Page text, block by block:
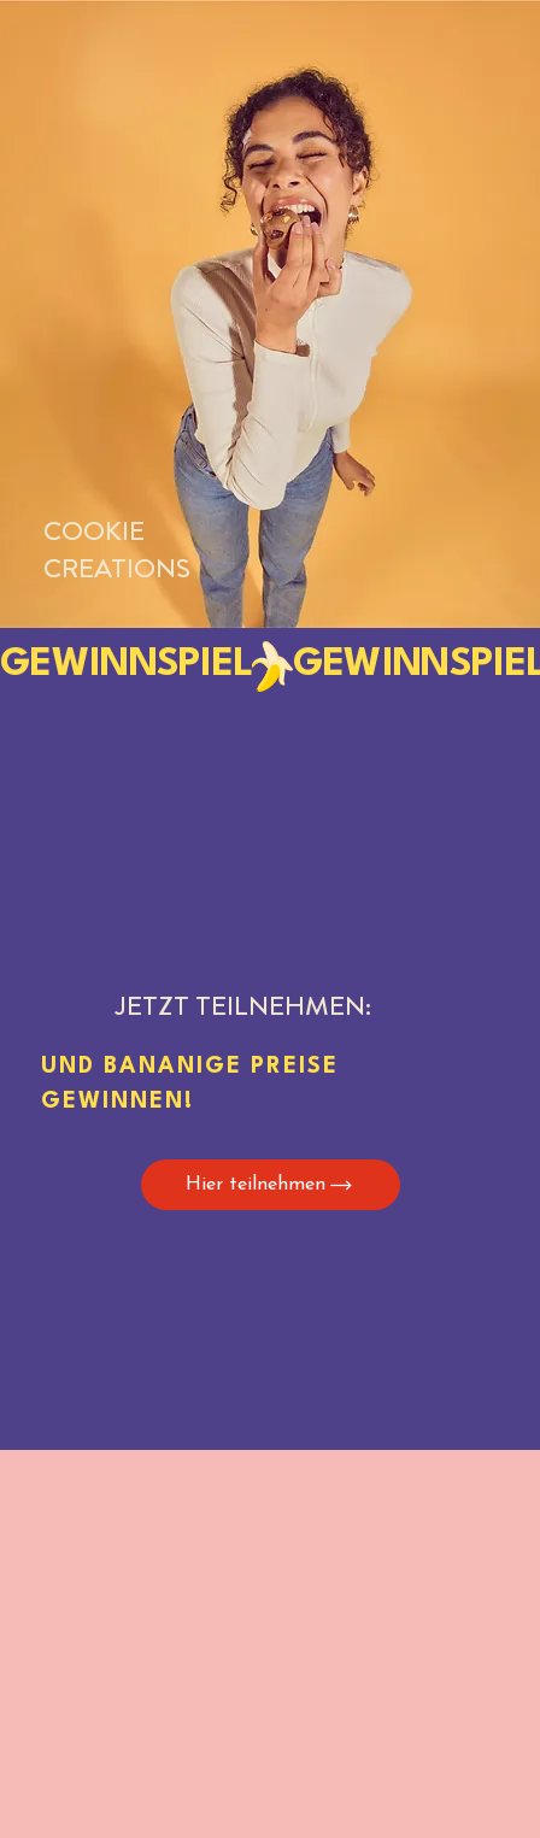
COOKIE
CREATIONS
GEWINNSPIEL
JETZT TEILNEHMEN:
UND
BANANIGE PREISE
GEWINNEN!
Hier teilnehmen